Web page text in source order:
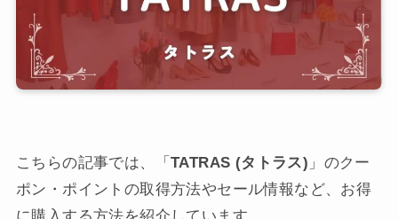
こちらの記事では、「 TATRAS (タトラス) 」のクー
ポン・ポイントの取得方法やセール情報など、お得